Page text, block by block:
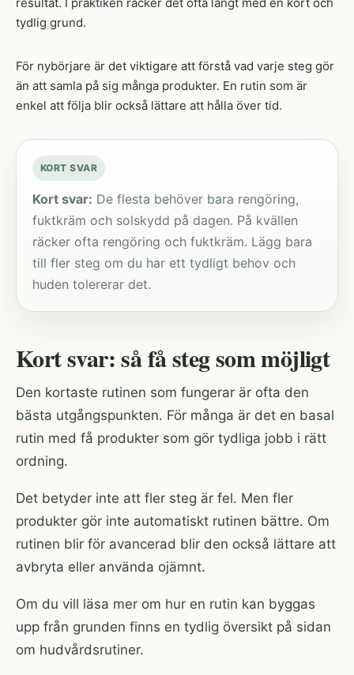
tydlig grund.
För nybörjare är det viktigare att förstå vad varje steg gör
än att samla på sig många produkter. En rutin som är
enkel att följa blir också lättare att hålla över tid.
KORT SVAR
Kort svar: De flesta behöver bara rengöring,
fuktkräm och solskydd på dagen. På kvällen
räcker ofta rengöring och fuktkräm. Lägg bara
till fler steg om du har ett tydligt behov och
huden tolererar det.
Kort svar: så få steg som möjligt
Den kortaste rutinen som fungerar är ofta den
bästa utgångspunkten. För många är det en basal
rutin med få produkter som gör tydliga jobb i rätt
ordning.
Det betyder inte att fler steg är fel. Men fler
produkter gör inte automatiskt rutinen bättre. Om
rutinen blir för avancerad blir den också lättare att
avbryta eller använda ojämnt.
Om du vill läsa mer om hur en rutin kan byggas
upp från grunden finns en tydlig översikt på sidan
om hudvårdsrutiner.